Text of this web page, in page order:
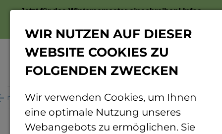
Jetzt für das Wintersemester einschreiben!Infos
Personenverzeichnis Personendetails
WIR NUTZEN AUF DIESER
WEBSITE COOKIES ZU
FOLGENDEN ZWECKEN
Wir verwenden Cookies, um Ihnen
eine optimale Nutzung unseres
Webangebots zu ermöglichen. Sie